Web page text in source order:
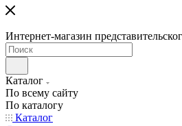
Интернет-магазин
Каталог
По всему сайту
По каталогу
Каталог